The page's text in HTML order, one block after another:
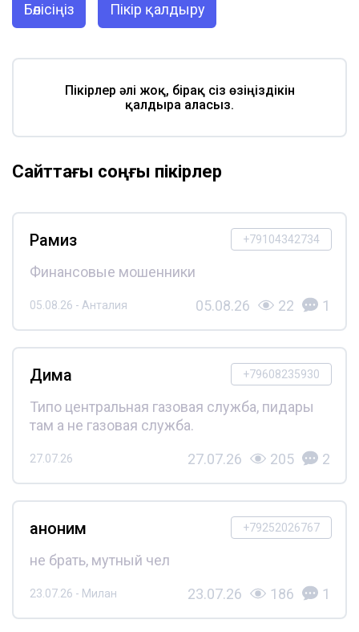
Бөлісіңіз Пікір қалдыру
Пікірлер әлі жоқ, бірақ сіз өзіңіздікін
қалдыра аласыз.
Сайттағы соңғы пікірлер
+79104342734
Рамиз
Финансовые мошенники
05.08.26 - Анталия 05.08.26 22 1
+79608235930
Дима
Типо центральная газовая служба, пидары
там а не газовая служба.
27.07.26 27.07.26 205 2
+79252026767
аноним
не брать, мутный чел
23.07.26 - Милан 23.07.26 186 1